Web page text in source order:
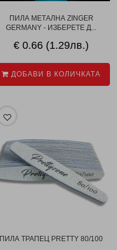
ПИЛА МЕТАЛНА ZINGER
GERMANY - ИЗБЕРЕТЕ Д...
€ 0.66 (1.29лв.)
ДОБАВИ В КОЛИЧКАТА
ПИЛА ТРАПЕЦ PRETTY 80/100